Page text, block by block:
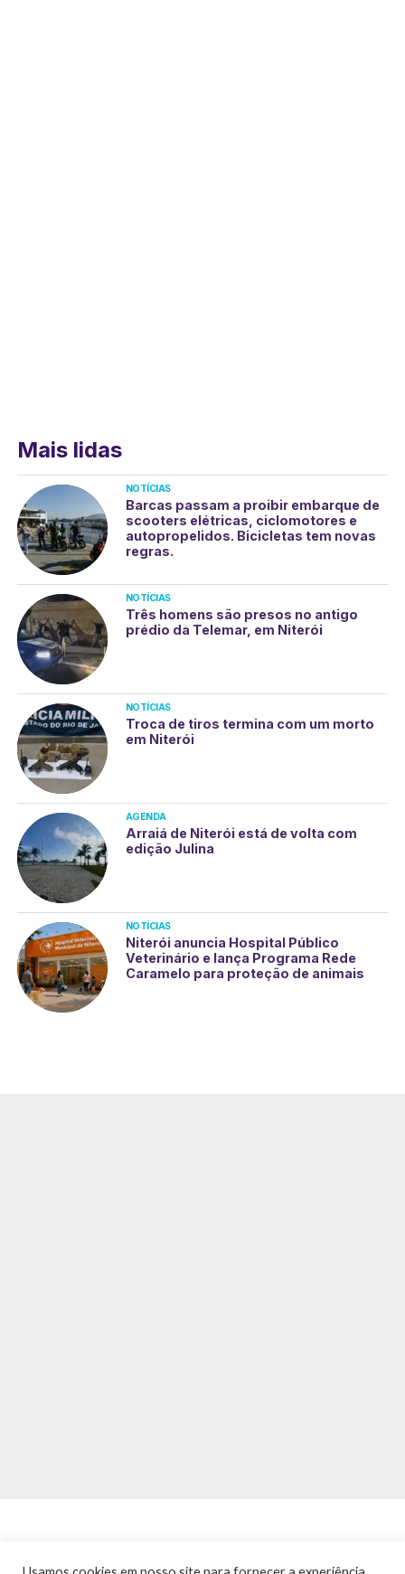
Mais lidas
NOTÍCIAS
Barcas passam a proibir embarque de
scooters elétricas, ciclomotores e
autopropelidos. Bicicletas tem novas
regras.
NOTÍCIAS
Três homens são presos no antigo
prédio da Telemar, em Niterói
NOTÍCIAS
Troca de tiros termina com um morto
em Niterói
AGENDA
Arraiá de Niterói está de volta com
edição Julina
NOTÍCIAS
Niterói anuncia Hospital Público
Veterinário e lança Programa Rede
Caramelo para proteção de animais